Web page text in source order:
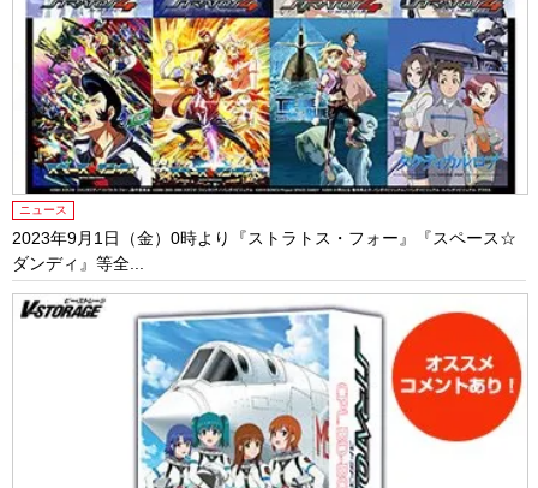
ニュース
2023年9月1日（金）0時より『ストラトス・フォー』『スペース☆
ダンディ』等全...